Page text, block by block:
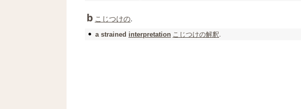
b こじつけの.
a strained interpretation こじつけの解釈.